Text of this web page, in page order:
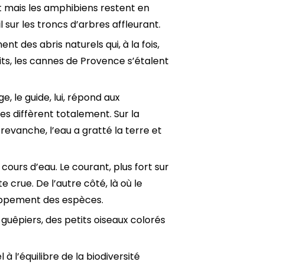
mais les amphibiens restent en
les troncs d’arbres affleurant.
des abris naturels qui, à la fois,
les cannes de Provence s’étalent
le guide, lui, répond aux
diffèrent totalement. Sur la
l’eau a gratté la terre et
d’eau. Le courant, plus fort sur
crue. De l’autre côté, là où le
des espèces.
des petits oiseaux colorés
l’équilibre de la biodiversité